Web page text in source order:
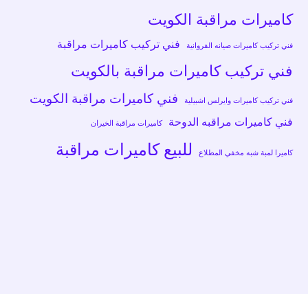
كاميرات مراقبة الكويت
فني تركيب كاميرات صيانه الفروانية فني تركيب كاميرات مراقبة
فني تركيب كاميرات مراقبة بالكويت
فني تركيب كاميرات وايرلس اشبيلية فني كاميرات مراقبة الكويت
فني كاميرات مراقبه الدوحة كاميرات مراقبة الخيران
كاميرا لمبة شبه مخفي المطلاع للبيع كاميرات مراقبة